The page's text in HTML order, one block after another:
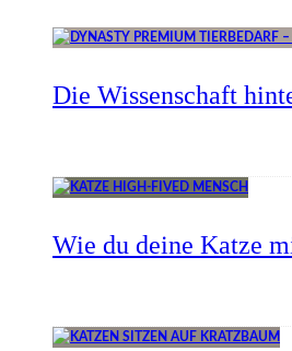
Die Wissenschaft
Wie du deine Katze